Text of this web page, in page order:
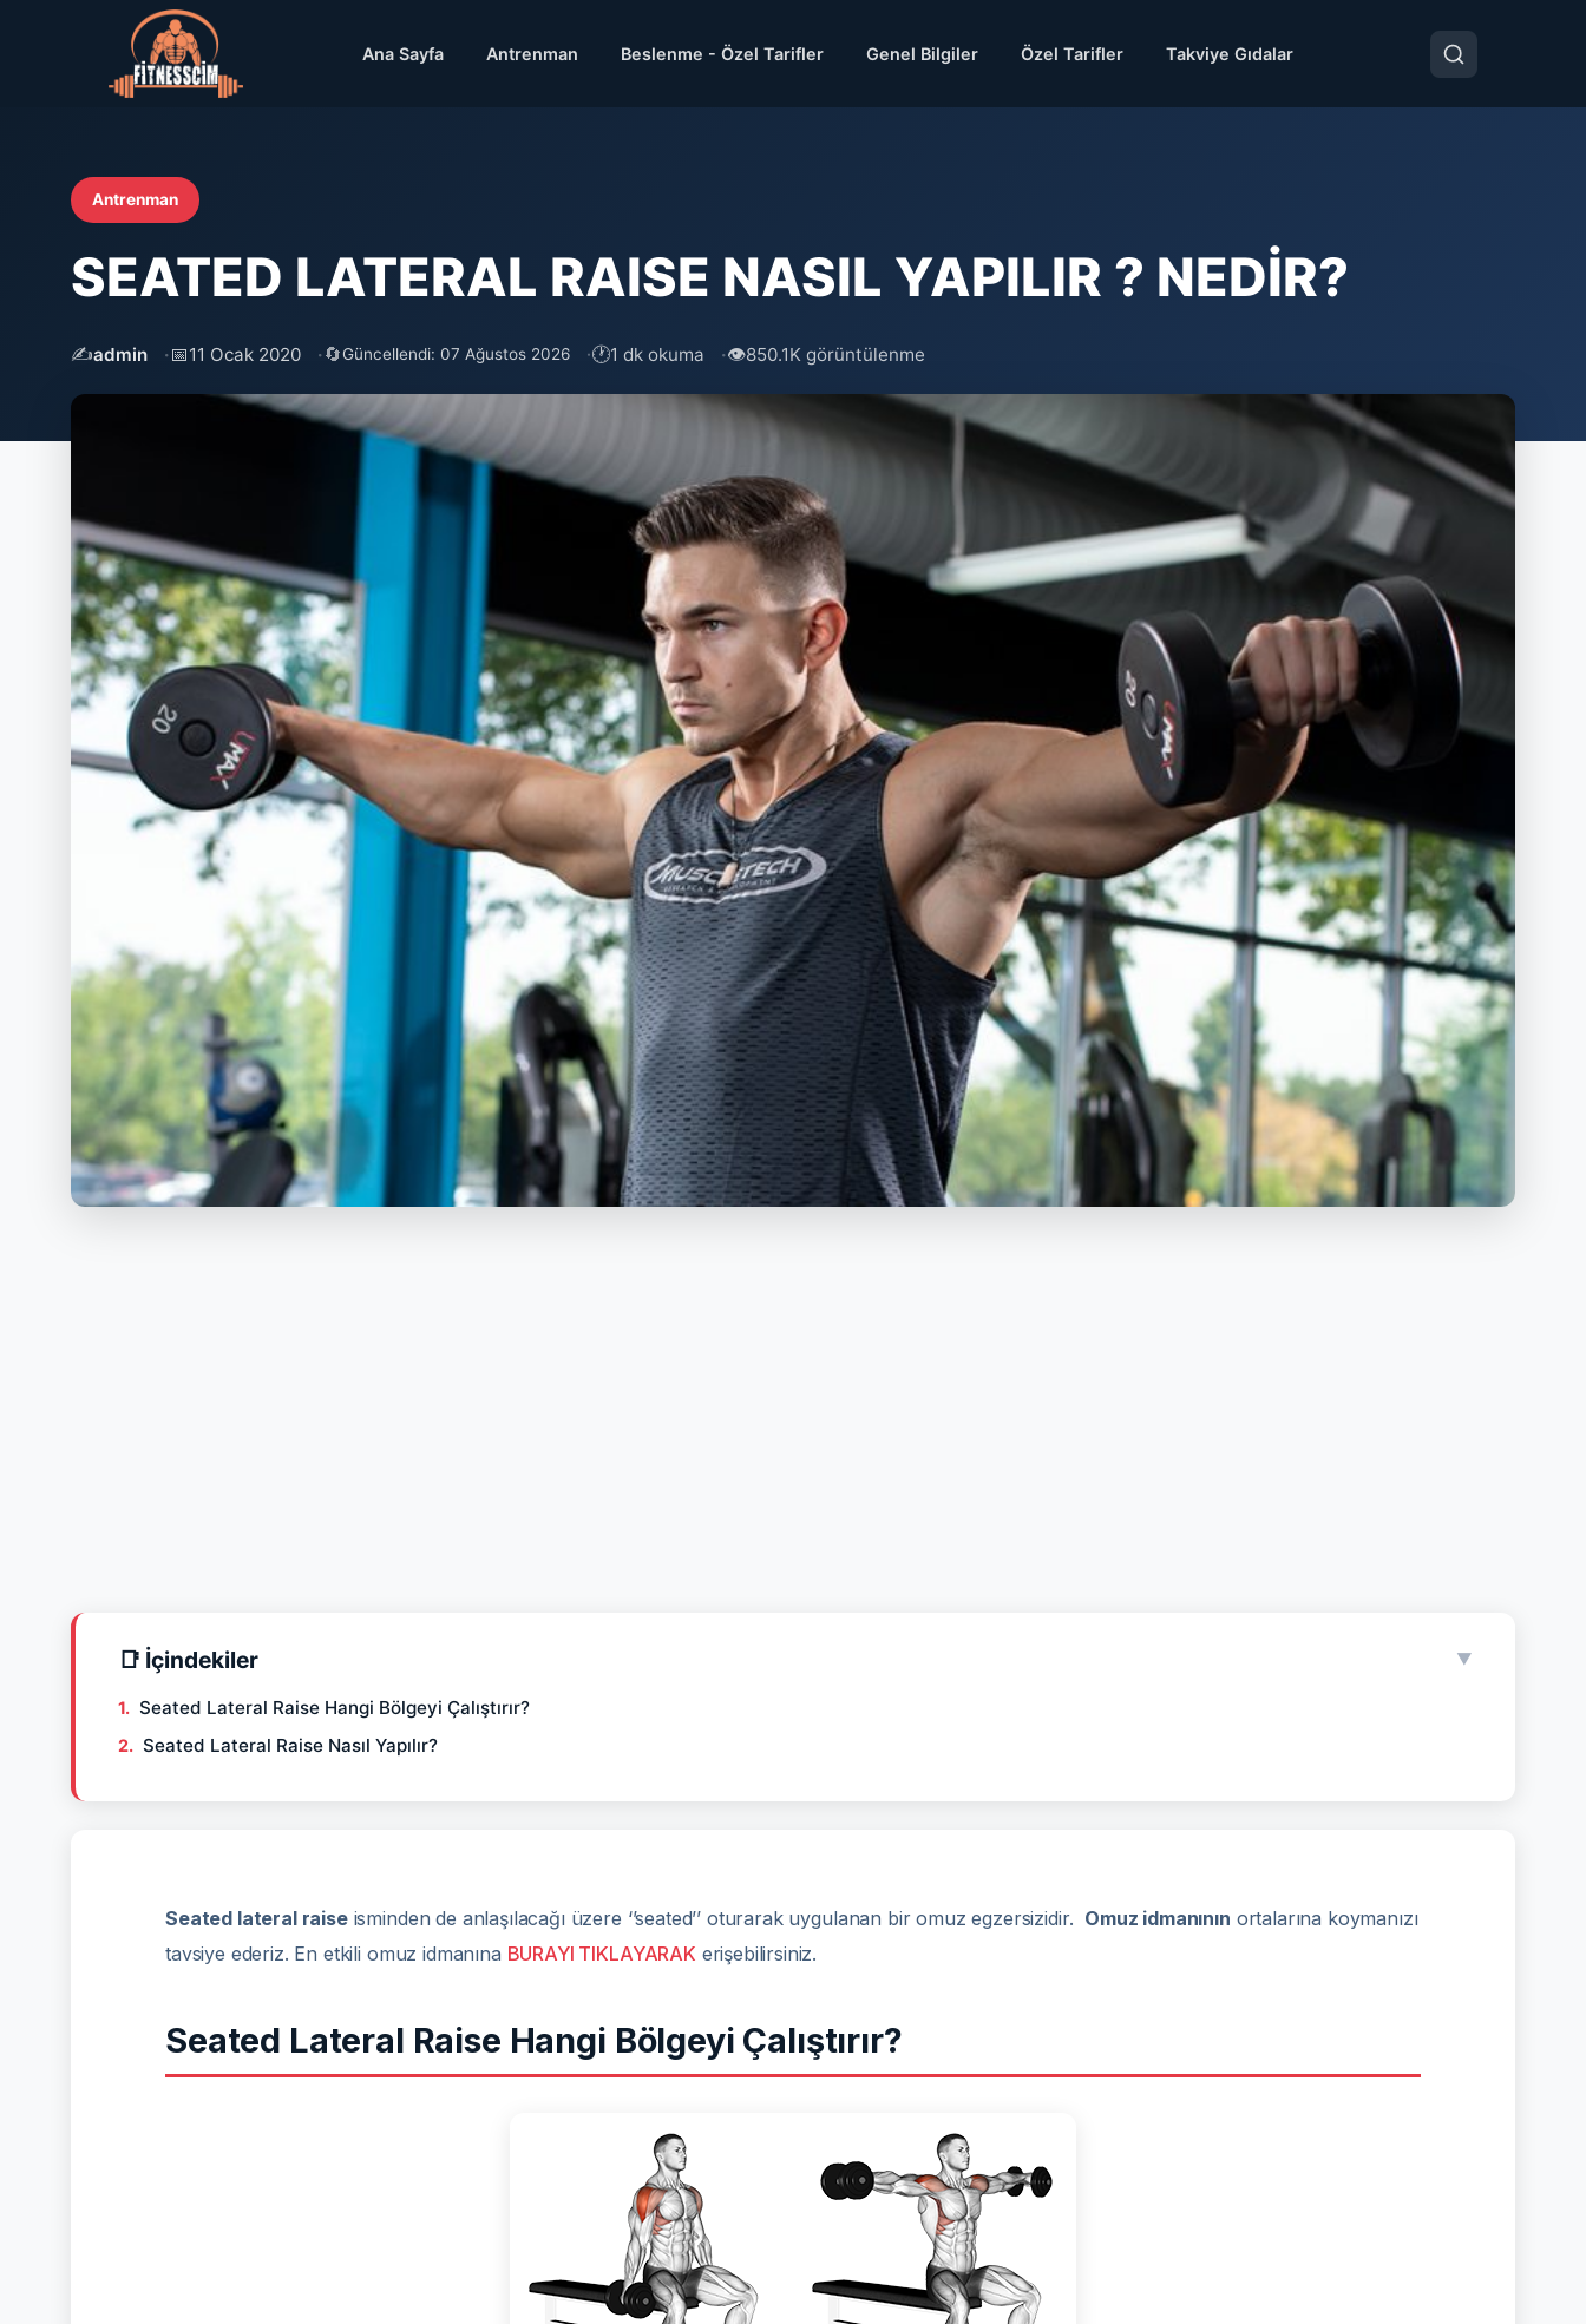
Ana Sayfa Antrenman Beslenme - Özel Tarifler Genel Bilgiler Özel Tarifler Takviye Gıdalar
Antrenman
SEATED LATERAL RAISE NASIL YAPILIR ? NEDİR?
✍️admin 📅11 Ocak 2020 🔄Güncellendi: 07 Ağustos 2026 🕐1 dk okuma 👁850.1K görüntülenme
📑 İçindekiler ▼
Seated Lateral Raise Hangi Bölgeyi Çalıştırır?
Seated Lateral Raise Nasıl Yapılır?
Seated lateral raiseisminden de anlaşılacağı üzere ‘’seated’’ oturarak uygulanan bir omuz egzersizidir. Omuz idmanının ortalarına koymanızı
tavsiye ederiz. En etkili omuz idmanına BURAYI TIKLAYARAK erişebilirsiniz.
Seated Lateral Raise Hangi Bölgeyi Çalıştırır?